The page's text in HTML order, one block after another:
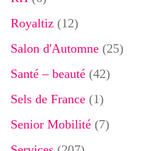
Royaltiz (12)
Salon d'Automne (25)
Santé – beauté (42)
Sels de France (1)
Senior Mobilité (7)